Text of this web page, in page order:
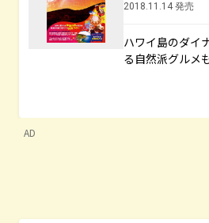
2018.11.14 発売
ハワイ島のダイ
る自然派グルメ
AD